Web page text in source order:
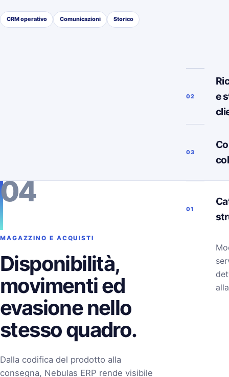
CRM operativo Comunicazioni Storico
02
e
03
04
MAGAZZINO E ACQUISTI
Disponibilità,
movimenti ed
evasione nello
stesso quadro.
Dalla codifica del prodotto alla
consegna, Nebulas ERP rende visibile
01